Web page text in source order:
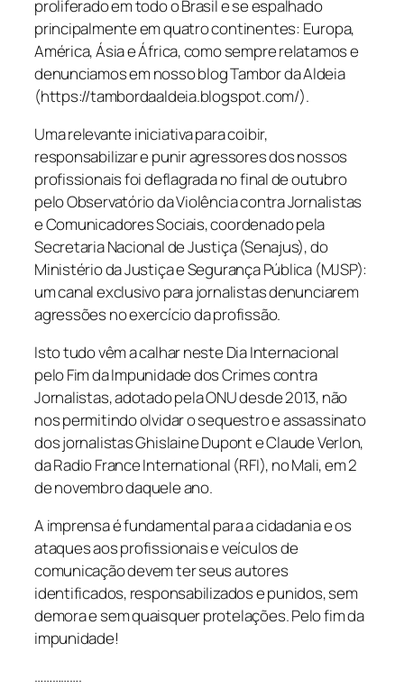
proliferado em todo o Brasil e se espalhado
principalmente em quatro continentes: Europa,
América, Ásia e África, como sempre relatamos e
denunciamos em nosso blog Tambor da Aldeia
(https://tambordaaldeia.blogspot.com/).
Uma relevante iniciativa para coibir,
responsabilizar e punir agressores dos nossos
profissionais foi deflagrada no final de outubro
pelo Observatório da Violência contra Jornalistas
e Comunicadores Sociais, coordenado pela
Secretaria Nacional de Justiça (Senajus), do
Ministério da Justiça e Segurança Pública (MJSP):
um canal exclusivo para jornalistas denunciarem
agressões no exercício da profissão.
Isto tudo vêm a calhar neste Dia Internacional
pelo Fim da Impunidade dos Crimes contra
Jornalistas, adotado pela ONU desde 2013, não
nos permitindo olvidar o sequestro e assassinato
dos jornalistas Ghislaine Dupont e Claude Verlon,
da Radio France International (RFI), no Mali, em 2
de novembro daquele ano.
A imprensa é fundamental para a cidadania e os
ataques aos profissionais e veículos de
comunicação devem ter seus autores
identificados, responsabilizados e punidos, sem
demora e sem quaisquer protelações. Pelo fim da
impunidade!
…………….